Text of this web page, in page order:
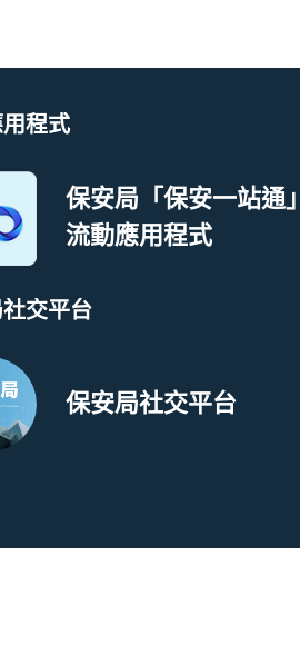
程式
保安局「保安一站通」
流動應用程式
交平台
保安局社交平台